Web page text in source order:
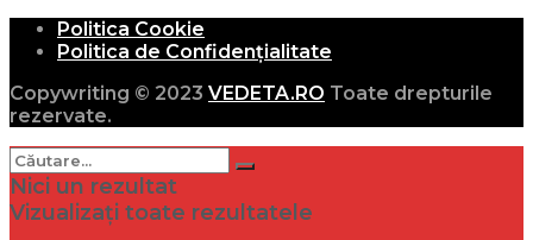
Politica Cookie
Politica de Confidențialitate
Copywriting © 2023 VEDETA.RO Toate drepturile
rezervate.
Nici un rezultat
Vizualizați toate rezultatele